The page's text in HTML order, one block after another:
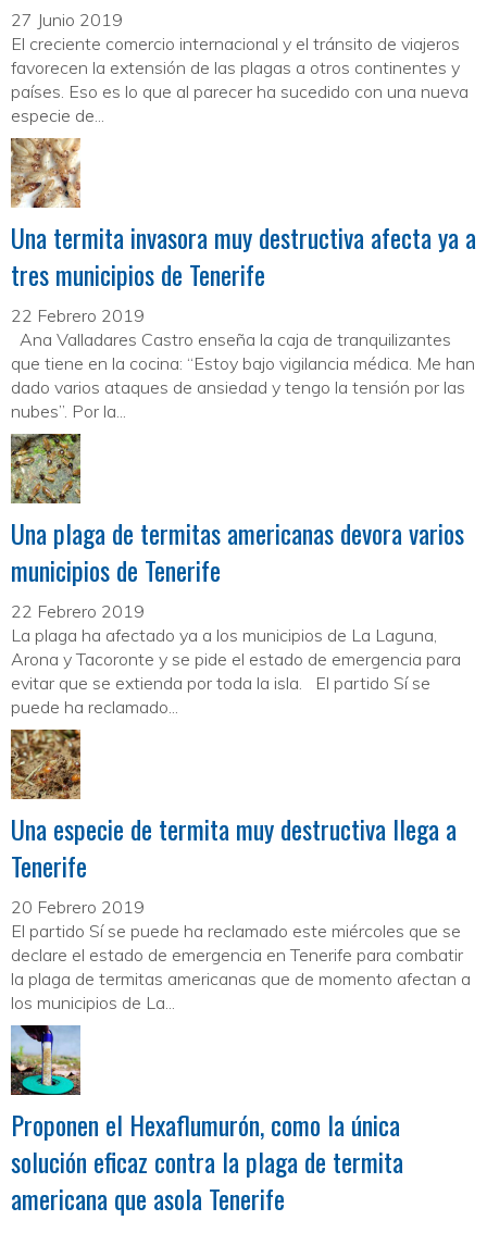
27 Junio 2019
El creciente comercio internacional y el tránsito de viajeros
favorecen la extensión de las plagas a otros continentes y
países. Eso es lo que al parecer ha sucedido con una nueva
especie de...
Una termita invasora muy destructiva afecta ya a
tres municipios de Tenerife
22 Febrero 2019
Ana Valladares Castro enseña la caja de tranquilizantes
que tiene en la cocina: “Estoy bajo vigilancia médica. Me han
dado varios ataques de ansiedad y tengo la tensión por las
nubes”. Por la...
Una plaga de termitas americanas devora varios
municipios de Tenerife
22 Febrero 2019
La plaga ha afectado ya a los municipios de La Laguna,
Arona y Tacoronte y se pide el estado de emergencia para
evitar que se extienda por toda la isla. El partido Sí se
puede ha reclamado...
Una especie de termita muy destructiva llega a
Tenerife
20 Febrero 2019
El partido Sí se puede ha reclamado este miércoles que se
declare el estado de emergencia en Tenerife para combatir
la plaga de termitas americanas que de momento afectan a
los municipios de La...
Proponen el Hexaflumurón, como la única
solución eficaz contra la plaga de termita
americana que asola Tenerife